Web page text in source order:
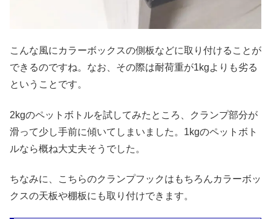
こんな風にカラーボックスの側板などに取り付けることが
できるのですね。なお、その際は耐荷重が1kgよりも劣る
ということです。
2kgのペットボトルを試してみたところ、クランプ部分が
滑って少し手前に傾いてしまいました。1kgのペットボト
ルなら概ね大丈夫そうでした。
ちなみに、こちらのクランプフックはもちろんカラーボッ
クスの天板や棚板にも取り付けできます。